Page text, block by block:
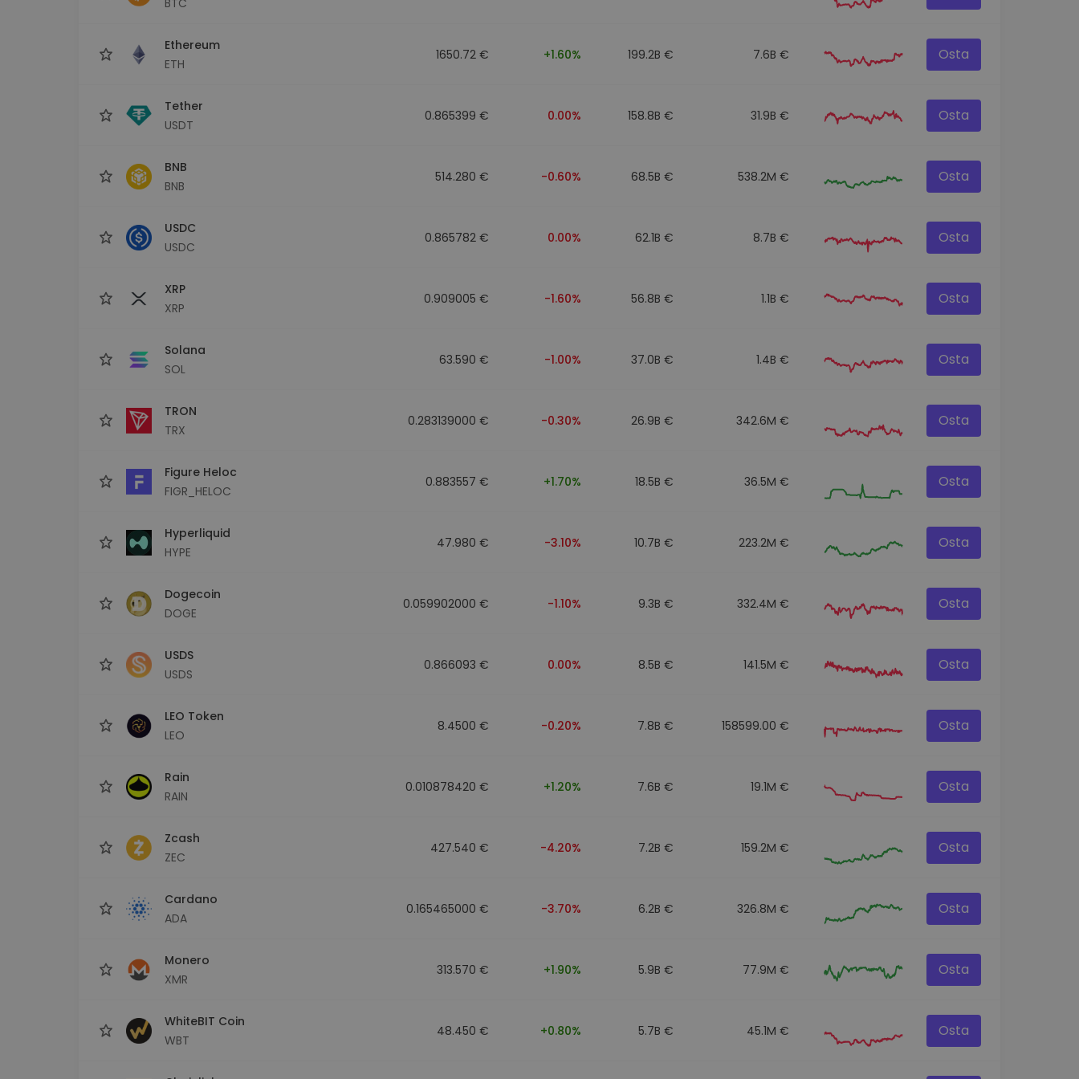
Ethereum
ETH
1650.72 € +1.60% 199.2B € 7.6B € Osta
Tether
USDT
0.865399 € 0.00% 158.8B € 31.9B € Osta
BNB
BNB
514.280 € -0.60% 68.5B € 538.2M € Osta
USDC
USDC
0.865782 € 0.00% 62.1B € 8.7B € Osta
XRP
XRP
0.909005 € -1.60% 56.8B € 1.1B € Osta
Solana
SOL
63.590 € -1.00% 37.0B € 1.4B € Osta
TRON
TRX
0.283139000 € -0.30% 26.9B € 342.6M € Osta
Figure Heloc
FIGR_HELOC
0.883557 € +1.70% 18.5B € 36.5M € Osta
Hyperliquid
HYPE
47.980 € -3.10% 10.7B € 223.2M € Osta
Dogecoin
DOGE
0.059902000 € -1.10% 9.3B € 332.4M € Osta
USDS
USDS
0.866093 € 0.00% 8.5B € 141.5M € Osta
LEO Token
LEO
8.4500 € -0.20% 7.8B € 158599.00 € Osta
Rain
RAIN
0.010878420 € +1.20% 7.6B € 19.1M € Osta
Zcash
ZEC
427.540 € -4.20% 7.2B € 159.2M € Osta
Cardano
ADA
0.165465000 € -3.70% 6.2B € 326.8M € Osta
Monero
XMR
313.570 € +1.90% 5.9B € 77.9M € Osta
WhiteBIT Coin
WBT
48.450 € +0.80% 5.7B € 45.1M € Osta